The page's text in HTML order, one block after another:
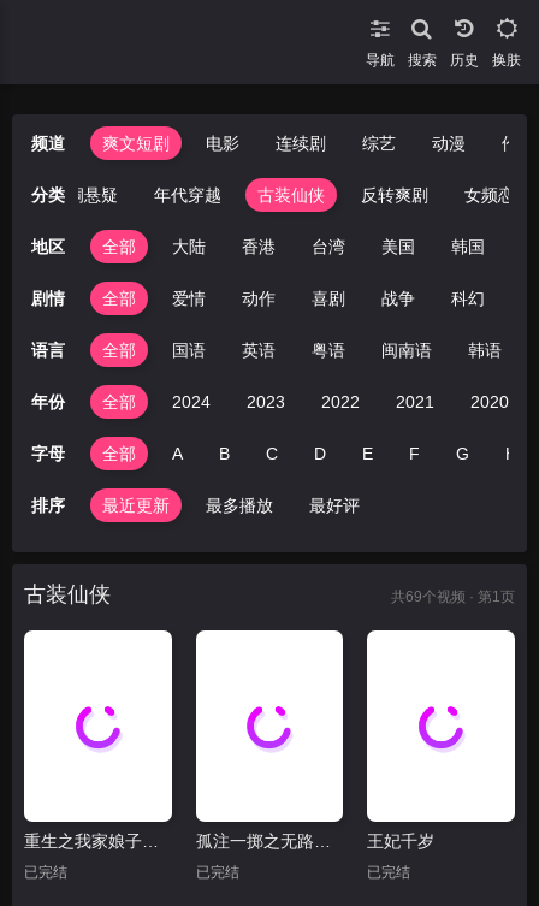
导航 搜索 换肤
频道 爽文短剧 电影 连续剧 综艺 动漫 伦理
分类脑洞悬疑 年代穿越 古装仙侠 反转爽剧 女频恋爱
地区 全部 大陆 香港 台湾 美国 韩国
剧情 全部 爱情 动作 喜剧 战争 科幻
语言 全部 国语 英语 粤语 闽南语 韩语
年份 全部 2024 2023 2022 2021 2020
字母 全部 A B C D E F G H
排序 最近更新 最多播放 最好评
古装仙侠 共69个视频 · 第1页
重生之我家娘子是金莲
已完结
孤注一掷之无路可逃
已完结
王妃千岁
已完结